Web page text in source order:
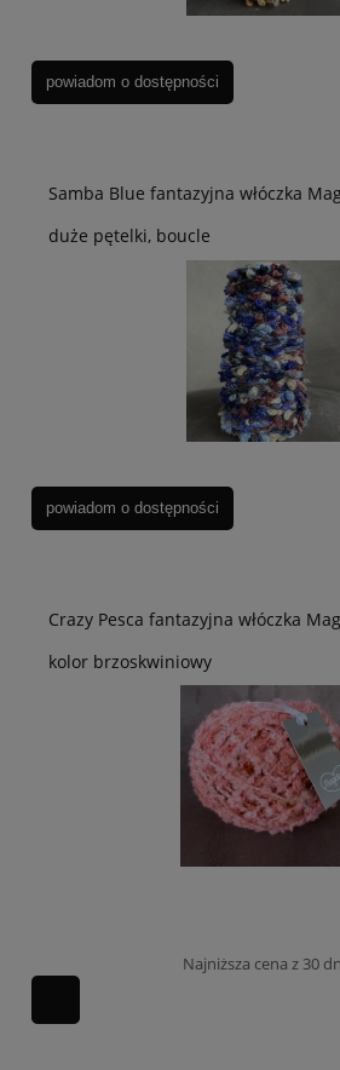
powiadom o dostępności
Samba Blue fantazyjna włóczka
duże pętelki, boucle
powiadom o dostępności
Crazy Pesca fantazyjna włóczka
kolor brzoskwiniowy
Najniższa cena z 30